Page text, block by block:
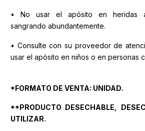
• No usar el apósito en heridas
sangrando abundantemente.
• Consulte con su proveedor de
usar el apósito en niños o en personas
*FORMATO DE VENTA: UNIDAD.
**PRODUCTO DESECHABLE,
UTILIZAR.